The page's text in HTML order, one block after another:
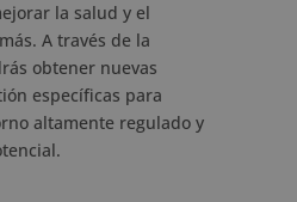
la salud y el
A través de la
obtener nuevas
específicas para
altamente regulado y